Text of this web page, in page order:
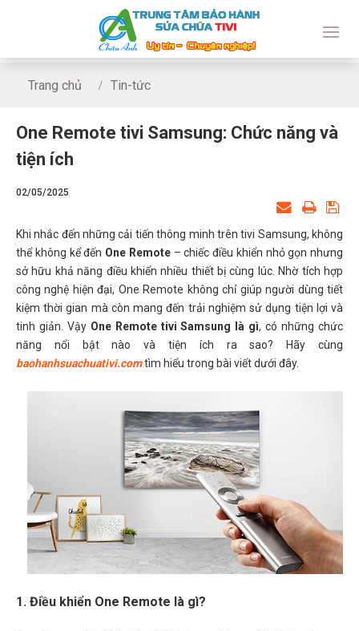
Trang chủ
Tin-tức
One Remote tivi Samsung: Chức năng và
tiện ích
02/05/2025
Khi nhắc đến những cải tiến thông minh trên tivi Samsung, không
thể không kể đến One Remote– chiếc điều khiển nhỏ gọn nhưng
sở hữu khả năng điều khiển nhiều thiết bị cùng lúc. Nhờ tích hợp
công nghệ hiện đại, One Remote không chỉ giúp người dùng tiết
kiệm thời gian mà còn mang đến trải nghiệm sử dụng tiện lợi và
tinh giản. Vậy One Remote tivi Samsung là gì, có những chức
năng nổi bật nào và tiện ích ra sao? Hãy cùng
baohanhsuachuativi.comtìm hiểu trong bài viết dưới đây.
1. Điều khiển One Remote là gì?